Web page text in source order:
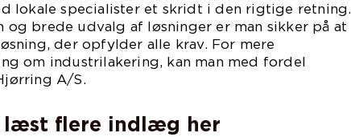
lokale specialister et skridt i den rigtige retning.
og brede udvalg af løsninger er man sikker på at
der opfylder alle krav. For mere
om industrilakering, kan man med fordel
A/S.
læst flere indlæg her